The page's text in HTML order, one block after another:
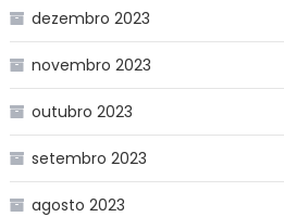
dezembro 2023
novembro 2023
outubro 2023
setembro 2023
agosto 2023